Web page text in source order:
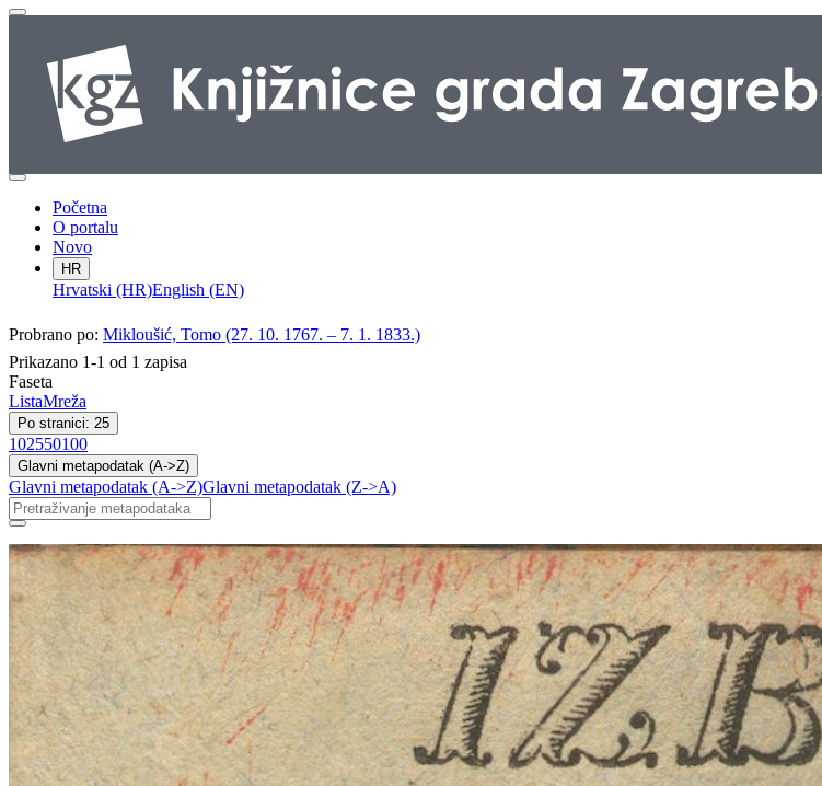
Početna
O portalu
Novo
HR
Hrvatski (HR)English (EN)
Probrano po: Mikloušić, Tomo (27. 10. 1767. – 7. 1. 1833.)
Prikazano 1-1 od 1 zapisa
Faseta
ListaMreža
Po stranici: 25
102550100
Glavni metapodatak (A->Z)
Glavni metapodatak (A->Z)Glavni metapodatak (Z->A)